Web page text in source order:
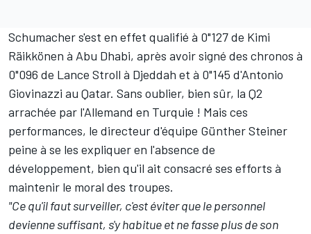
Schumacher s'est en effet qualifié à 0"127 de Kimi
Räikkönen à Abu Dhabi, après avoir signé des chronos à
0"096 de Lance Stroll à Djeddah et à 0"145 d'Antonio
Giovinazzi au Qatar. Sans oublier, bien sûr, la Q2
arrachée par l'Allemand en Turquie ! Mais ces
performances, le directeur d'équipe Günther Steiner
peine à se les expliquer en l'absence de
développement, bien qu'il ait consacré ses efforts à
maintenir le moral des troupes.
"Ce qu'il faut surveiller, c'est éviter que le personnel
devienne suffisant, s'y habitue et ne fasse plus de son